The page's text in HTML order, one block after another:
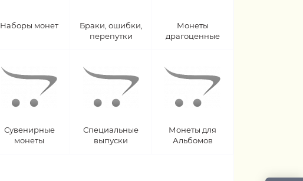
Наборы монет
Браки, ошибки,
перепутки
Монеты
драгоценные
Сувенирные
монеты
Специальные
выпуски
Монеты для
Альбомов